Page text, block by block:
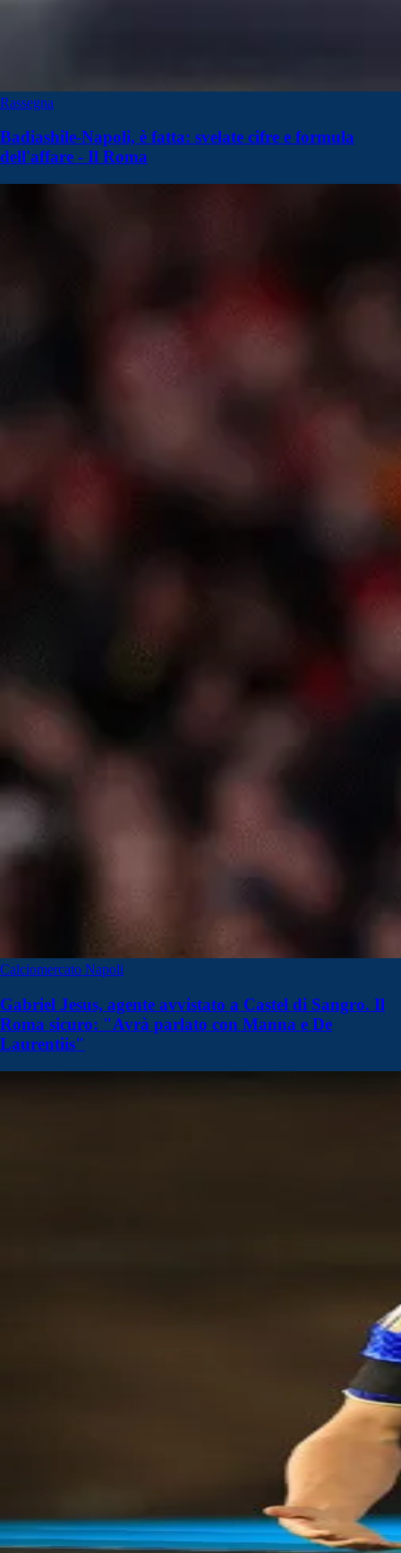
Rassegna
Badiashile-Napoli, è fatta: svelate cifre e formula
dell'affare - Il Roma
Calciomercato Napoli
Gabriel Jesus, agente avvistato a Castel di Sangro. Il
Roma sicuro: "Avrà parlato con Manna e De
Laurentiis"